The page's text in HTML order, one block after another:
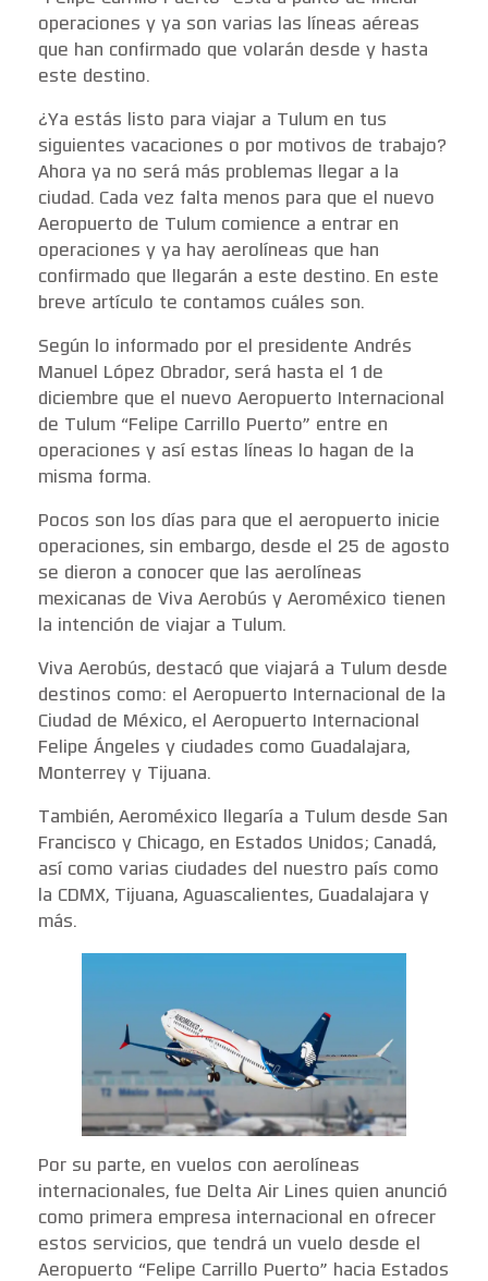
operaciones y ya son varias las líneas aéreas
que han confirmado que volarán desde y hasta
este destino.
¿Ya estás listo para viajar a Tulum en tus
siguientes vacaciones o por motivos de trabajo?
Ahora ya no será más problemas llegar a la
ciudad. Cada vez falta menos para que el nuevo
Aeropuerto de Tulum comience a entrar en
operaciones y ya hay aerolíneas que han
confirmado que llegarán a este destino. En este
breve artículo te contamos cuáles son.
Según lo informado por el presidente Andrés
Manuel López Obrador, será hasta el 1 de
diciembre que el nuevo Aeropuerto Internacional
de Tulum “Felipe Carrillo Puerto” entre en
operaciones y así estas líneas lo hagan de la
misma forma.
Pocos son los días para que el aeropuerto inicie
operaciones, sin embargo, desde el 25 de agosto
se dieron a conocer que las aerolíneas
mexicanas de Viva Aerobús y Aeroméxico tienen
la intención de viajar a Tulum.
Viva Aerobús, destacó que viajará a Tulum desde
destinos como: el Aeropuerto Internacional de la
Ciudad de México, el Aeropuerto Internacional
Felipe Ángeles y ciudades como Guadalajara,
Monterrey y Tijuana.
También, Aeroméxico llegaría a Tulum desde San
Francisco y Chicago, en Estados Unidos; Canadá,
así como varias ciudades del nuestro país como
la CDMX, Tijuana, Aguascalientes, Guadalajara y
más.
Por su parte, en vuelos con aerolíneas
internacionales, fue Delta Air Lines quien anunció
como primera empresa internacional en ofrecer
estos servicios, que tendrá un vuelo desde el
Aeropuerto “Felipe Carrillo Puerto” hacia Estados